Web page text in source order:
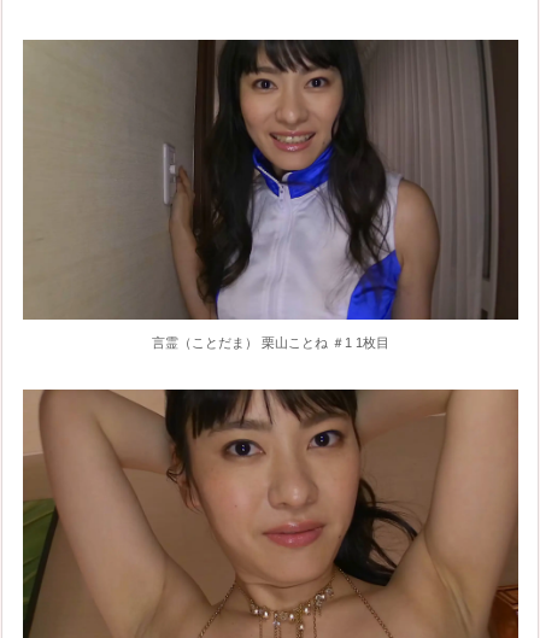
言霊（ことだま） 栗山ことね ＃1 1枚目